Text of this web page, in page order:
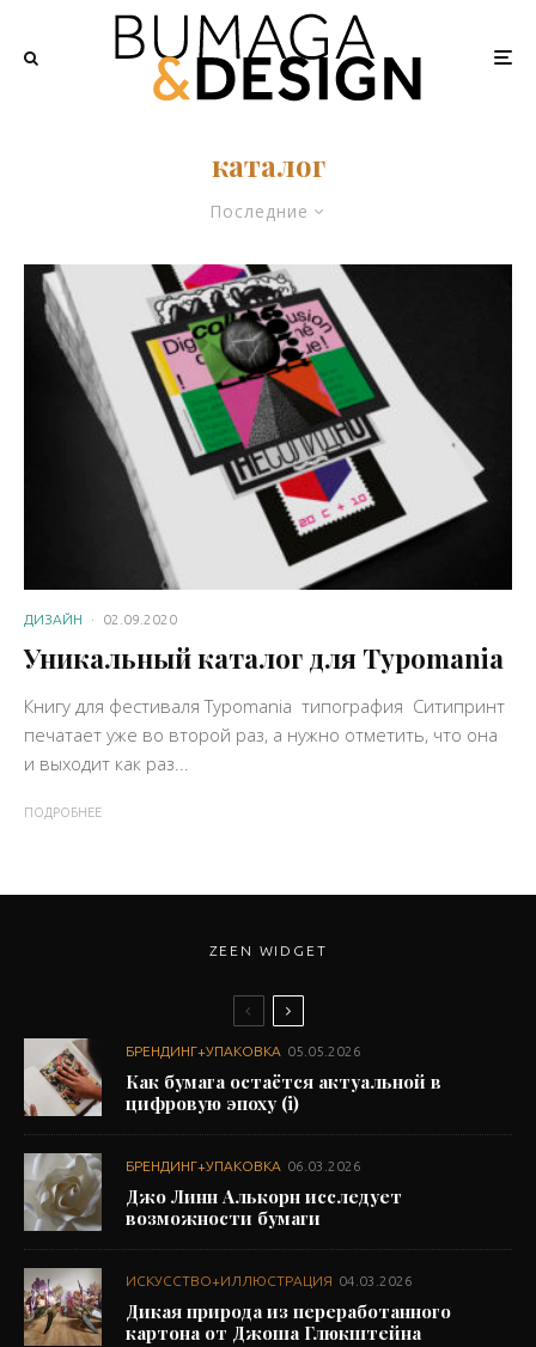
каталог
Последние
ДИЗАЙН · 02.09.2020
Уникальный каталог для Typomania
Книгу для фестиваля Typomania типография Ситипринт
печатает уже во второй раз, а нужно отметить, что она
и выходит как раз...
ПОДРОБНЕЕ
ZEEN WIDGET
БРЕНДИНГ+УПАКОВКА 05.05.2026
Как бумага остаётся актуальной в
цифровую эпоху (i)
БРЕНДИНГ+УПАКОВКА 06.03.2026
Джо Линн Алькорн исследует
возможности бумаги
ИСКУССТВО+ИЛЛЮСТРАЦИЯ 04.03.2026
Дикая природа из переработанного
картона от Джоша Глюкштейна